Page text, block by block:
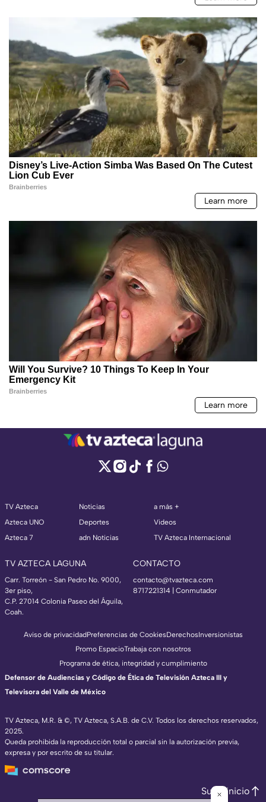
TV Azteca
Azteca UNO
Azteca 7
Noticias
Deportes
adn Noticias
a más +
Videos
TV Azteca Internacional
TV AZTECA LAGUNA
Carr. Torreón - San Pedro No. 9000,
3er piso,
C.P. 27014 Colonia Paseo del Águila,
Coah.
CONTACTO
contacto@tvazteca.com
8717221314 | Conmutador
TV Azteca, M.R. & ©, TV Azteca, S.A.B. de C.V. Todos los derechos reservados,
2025.
Queda prohibida la reproducción total o parcial sin la autorización previa,
expresa y por escrito de su titular.
Aviso de privacidadPreferencias de CookiesDerechosInversionistas
Promo EspacioTrabaja con nosotros
Programa de ética, integridad y cumplimiento
Defensor de Audiencias y Código de Ética de Televisión Azteca III y
Televisora del Valle de México
Subir inicio